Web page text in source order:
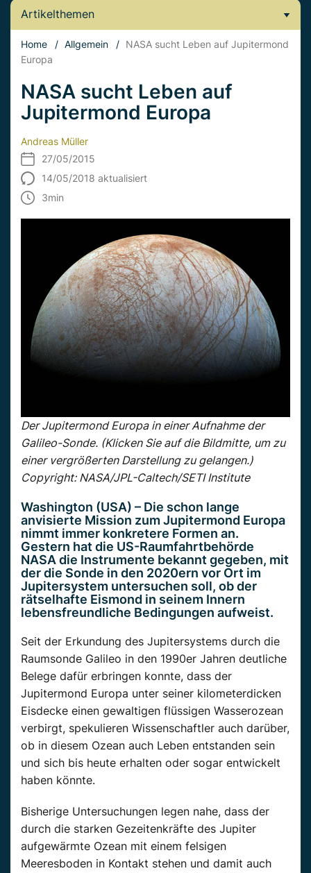
Artikelthemen
Home / Allgemein / NASA sucht Leben auf Jupitermond
Europa
NASA sucht Leben auf
Jupitermond Europa
Andreas Müller
27/05/2015
14/05/2018 aktualisiert
3min
Der Jupitermond Europa in einer Aufnahme der
Galileo-Sonde. (Klicken Sie auf die Bildmitte, um zu
einer vergrößerten Darstellung zu gelangen.)
Copyright: NASA/JPL-Caltech/SETI Institute
Washington (USA) – Die schon lange
anvisierte Mission zum Jupitermond Europa
nimmt immer konkretere Formen an.
Gestern hat die US-Raumfahrtbehörde
NASA die Instrumente bekannt gegeben, mit
der die Sonde in den 2020ern vor Ort im
Jupitersystem untersuchen soll, ob der
rätselhafte Eismond in seinem Innern
lebensfreundliche Bedingungen aufweist.
Seit der Erkundung des Jupitersystems durch die
Raumsonde Galileo in den 1990er Jahren deutliche
Belege dafür erbringen konnte, dass der
Jupitermond Europa unter seiner kilometerdicken
Eisdecke einen gewaltigen flüssigen Wasserozean
verbirgt, spekulieren Wissenschaftler auch darüber,
ob in diesem Ozean auch Leben entstanden sein
und sich bis heute erhalten oder sogar entwickelt
haben könnte.
Bisherige Untersuchungen legen nahe, dass der
durch die starken Gezeitenkräfte des Jupiter
aufgewärmte Ozean mit einem felsigen
Meeresboden in Kontakt stehen und damit auch